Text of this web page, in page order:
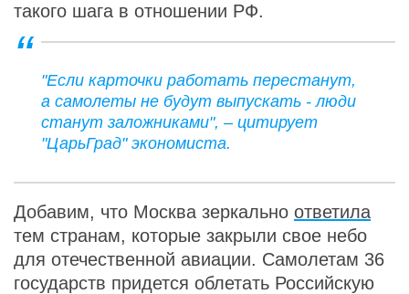
такого шага в отношении РФ.
"Если карточки работать перестанут,
а самолеты не будут выпускать - люди
станут заложниками", – цитирует
"ЦарьГрад" экономиста.
Добавим, что Москва зеркально ответила
тем странам, которые закрыли свое небо
для отечественной авиации. Самолетам 36
государств придется облетать Российскую